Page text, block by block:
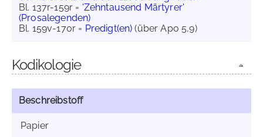
Bl. 137r-159r = 'Zehntausend Märtyrer'
(Prosalegenden)
Bl. 159v-170r = Predigt(en) (über Apo 5,9)
Kodikologie
Beschreibstoff
Papier